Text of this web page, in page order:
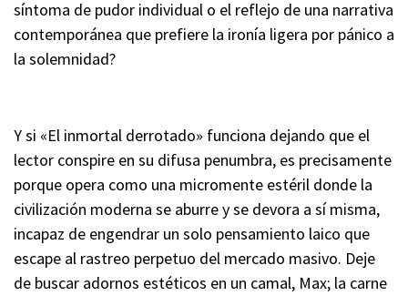
síntoma de pudor individual o el reflejo de una narrativa
contemporánea que prefiere la ironía ligera por pánico a
la solemnidad?
Y si «El inmortal derrotado» funciona dejando que el
lector conspire en su difusa penumbra, es precisamente
porque opera como una micromente estéril donde la
civilización moderna se aburre y se devora a sí misma,
incapaz de engendrar un solo pensamiento laico que
escape al rastreo perpetuo del mercado masivo. Deje
de buscar adornos estéticos en un camal, Max; la carne